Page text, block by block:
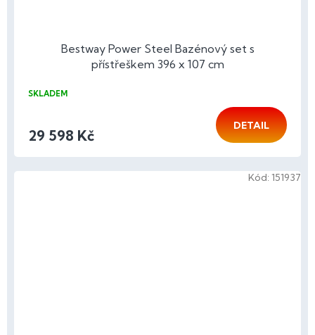
Bestway Power Steel Bazénový set s
přístřeškem 396 x 107 cm
SKLADEM
29 598 Kč
DETAIL
Kód: 151937